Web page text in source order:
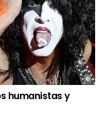
humanistas y